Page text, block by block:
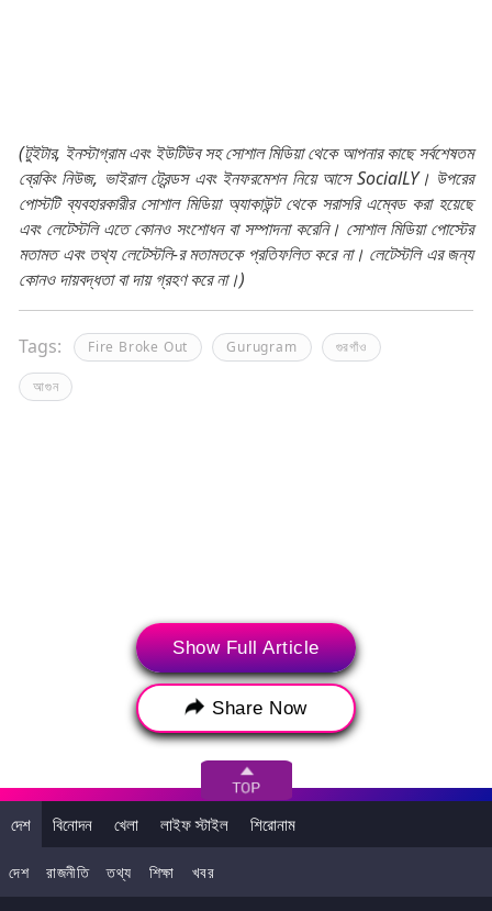
(টুইটার, ইনস্টাগ্রাম এবং ইউটিউব সহ সোশাল মিডিয়া থেকে আপনার কাছে সর্বশেষতম
ব্রেকিং নিউজ, ভাইরাল ট্রেন্ডস এবং ইনফরমেশন নিয়ে আসে SocialLY। উপরের
পোস্টটি ব্যবহারকারীর সোশাল মিডিয়া অ্যাকাউন্ট থেকে সরাসরি এম্বেড করা হয়েছে
এবং লেটেস্টলি এতে কোনও সংশোধন বা সম্পাদনা করেনি। সোশাল মিডিয়া পোস্টের
মতামত এবং তথ্য লেটেস্টলি-র মতামতকে প্রতিফলিত করে না। লেটেস্টলি এর জন্য
কোনও দায়বদ্ধতা বা দায় গ্রহণ করে না।)
Tags: Fire Broke Out Gurugram গুরগাঁও
আগুন
আপনি এটাও পছন্দ করতে পারেন
Show Full Article
Share Now
দেশ বিনোদন খেলা লাইফ স্টাইল শিরোনাম
দেশ রাজনীতি তথ্য শিক্ষা খবর